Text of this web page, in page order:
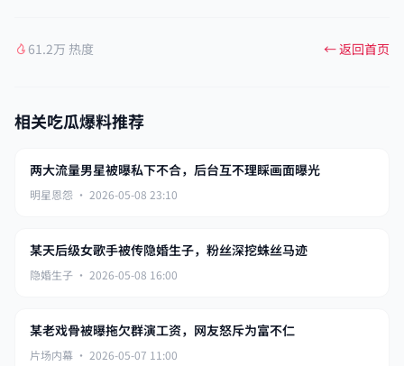
61.2万 热度 ← 返回首页
相关吃瓜爆料推荐
两大流量男星被曝私下不合，后台互不理睬画面曝光
明星恩怨 · 2026-05-08 23:10
某天后级女歌手被传隐婚生子，粉丝深挖蛛丝马迹
隐婚生子 · 2026-05-08 16:00
某老戏骨被曝拖欠群演工资，网友怒斥为富不仁
片场内幕 · 2026-05-07 11:00